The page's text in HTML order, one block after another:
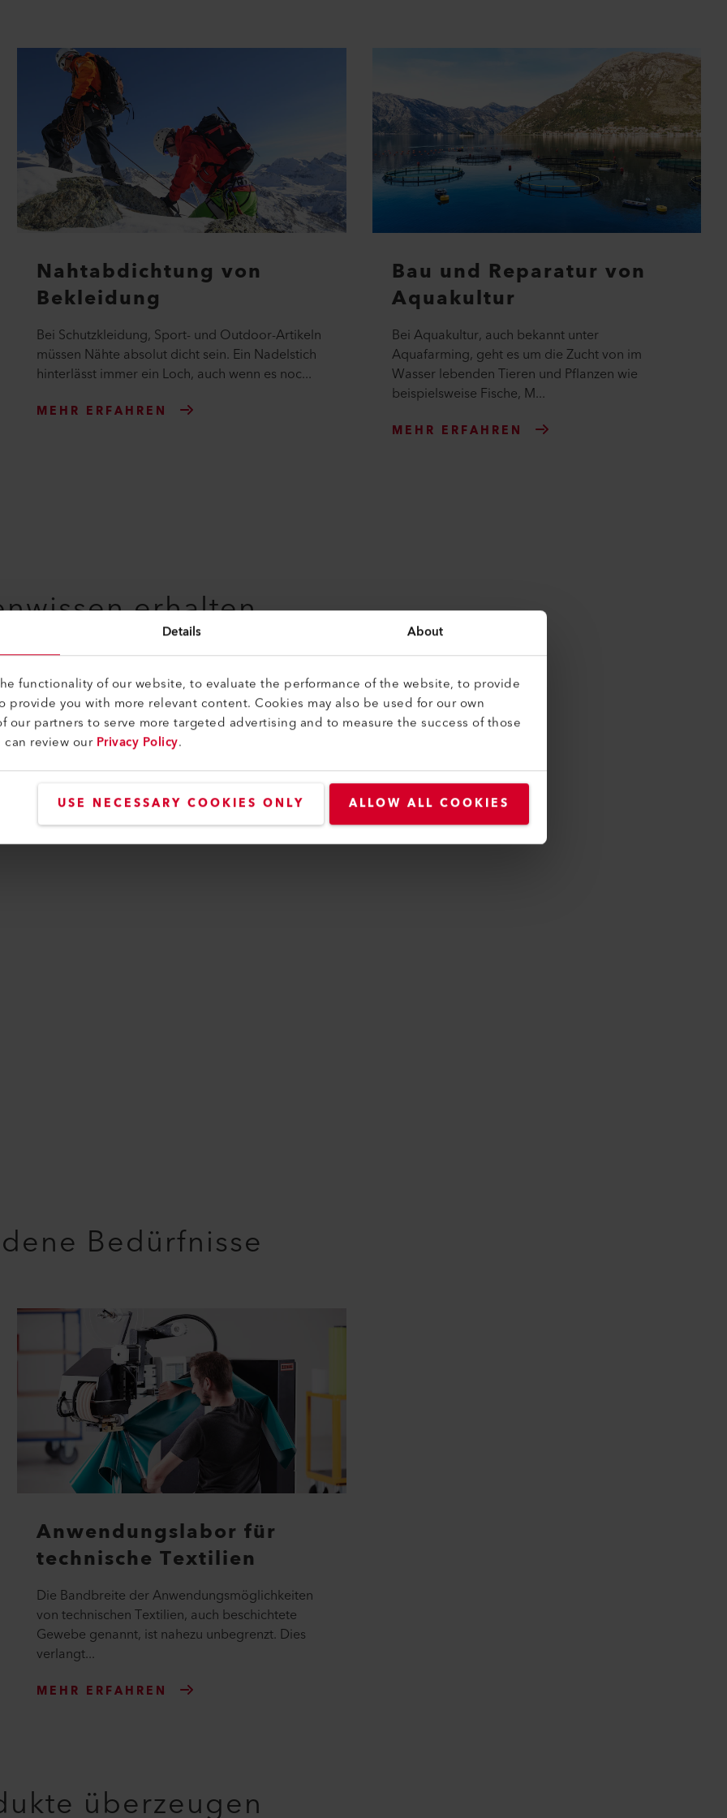
Details About
functionality of our website, to evaluate the performance of the website, to provide
provide you with more relevant content. Cookies may also be used for our own
our partners to serve more targeted advertising and to measure the success of those
review ourPrivacy Policy.
USE NECESSARY COOKIES ONLY ALLOW ALL COOKIES
Nahtabdichtung von
Bekleidung
Bei Schutzkleidung, Sport- und Outdoor-Artikeln
müssen Nähte absolut dicht sein. Ein Nadelstich
hinterlässt immer ein Loch, auch wenn es noc...
MEHR ERFAHREN
Bau und Reparatur von
Aquakultur
Bei Aquakultur, auch bekannt unter
Aquafarming, geht es um die Zucht von im
Wasser lebenden Tieren und Pflanzen wie
beispielsweise Fische, M...
MEHR ERFAHREN
erhalten
Bedürfnisse
Anwendungslabor für
technische Textilien
Die Bandbreite der Anwendungsmöglichkeiten
von technischen Textilien, auch beschichtete
Gewebe genannt, ist nahezu unbegrenzt. Dies
verlangt...
MEHR ERFAHREN
überzeugen